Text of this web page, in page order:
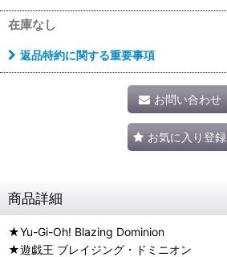
在庫なし
返品特約に関する重要事項
お問い合わせ
お気に入り登録
商品詳細
★Yu-Gi-Oh! Blazing Dominion
★遊戯王 ブレイジング・ドミニオン